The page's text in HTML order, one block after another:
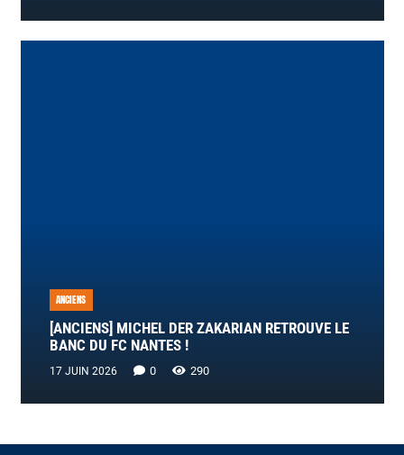
ANCIENS
[ANCIENS] MICHEL DER ZAKARIAN RETROUVE LE
BANC DU FC NANTES !
17 JUIN 2026 0 290